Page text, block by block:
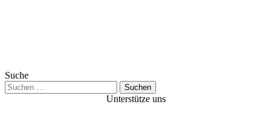
Suche
Suchen
nach:
Unterstütze uns